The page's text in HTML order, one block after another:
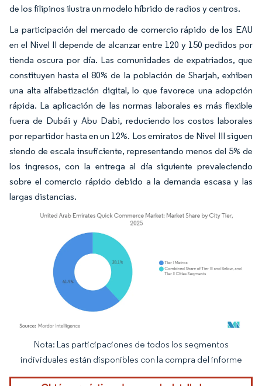
de los filipinos ilustra un modelo híbrido de radios y centros.
La participación del mercado de comercio rápido de los EAU
en el Nivel II depende de alcanzar entre 120 y 150 pedidos por
tienda oscura por día. Las comunidades de expatriados, que
constituyen hasta el 80% de la población de Sharjah, exhiben
una alta alfabetización digital, lo que favorece una adopción
rápida. La aplicación de las normas laborales es más flexible
fuera de Dubái y Abu Dabi, reduciendo los costos laborales
por repartidor hasta en un 12%. Los emiratos de Nivel III siguen
siendo de escala insuficiente, representando menos del 5% de
los ingresos, con la entrega al día siguiente prevaleciendo
sobre el comercio rápido debido a la demanda escasa y las
largas distancias.
Imagen © Mordor Intelligence. El uso requiere atribución según CC BY 4.0.
Nota: Las participaciones de todos los segmentos
individuales están disponibles con la compra del informe